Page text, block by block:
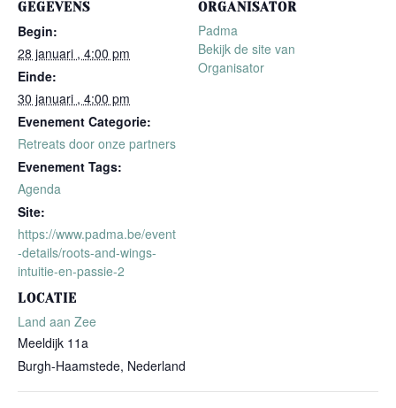
GEGEVENS
Begin:
28 januari , 4:00 pm
Einde:
30 januari , 4:00 pm
Evenement Categorie:
Retreats door onze partners
Evenement Tags:
Agenda
Site:
https://www.padma.be/event
-details/roots-and-wings-
intuitie-en-passie-2
LOCATIE
Land aan Zee
Meeldijk 11a
Burgh-Haamstede, Nederland
ORGANISATOR
Padma
Bekijk de site van
Organisator